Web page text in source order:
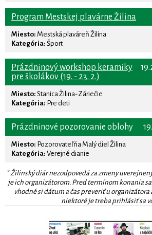
Program Mestskej plavárne Žilina
Miesto: Mestská plaváreň Žilina
Kategória: Šport
Prázdninový workshop keramiky
pre školákov (19. - 23. 2.)
Miesto: Stanica Žilina-Záriečie
Kategória: Pre deti
Prázdninové pozorovanie oblohy
Miesto: Pozorovateľňa Malý diel Žilina
Kategória: Verejné dianie
* Žilinský diár nezodpovedá za zmeny
je ich organizátorom. Pred termínom konania
vhodné si dátum a čas preveriť u organizátora
niektoré je treba prihlásiť sa